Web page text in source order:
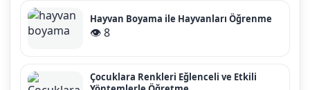
Hayvan Boyama ile Hayvanları Öğrenme
👁️ 8
Çocuklara Renkleri Eğlenceli ve Etkili